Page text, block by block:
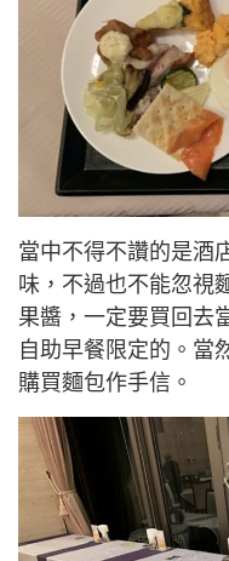
當中不得不讚的是酒
味，不過也不能忽視
果醬，一定要買回去
自助早餐限定的。當
購買麵包作手信。